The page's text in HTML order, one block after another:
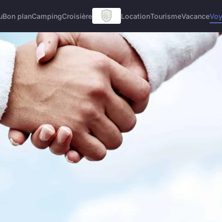
Bon planCampingCroisière LocationTourismeVacance